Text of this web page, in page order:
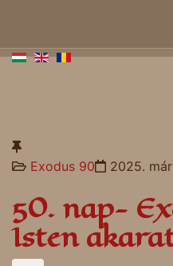
Exodus 90 2025.
50. nap-
Isten